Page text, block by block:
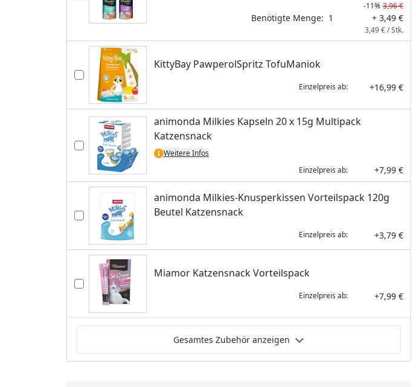
-11% 3,96 €
Benötigte Menge: 1 + 3,49 €
3,49 € / Stk.
KittyBay PawperolSpritz TofuManiok
Einzelpreis ab: +16,99 €
animonda Milkies Kapseln 20 x 15g Multipack
Katzensnack
Weitere Infos
Einzelpreis ab:
+7,99 €
animonda Milkies-Knusperkissen Vorteilspack 120g
Beutel Katzensnack
Einzelpreis ab: +3,79 €
Miamor Katzensnack Vorteilspack
Einzelpreis ab: +7,99 €
Gesamtes Zubehör anzeigen